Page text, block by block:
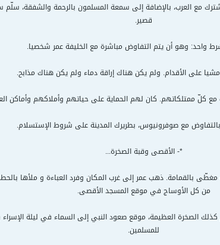
مع العرب، بالإضافة إلى سمعة المسلمون بالرحمة والشفقة،
قصير.
واحد: وهو أن يتم التفاوض مباشرة مع الخليفة عمر شخصيا.
على الأقدام. ولم يكن هناك إراقة دماء ولم يكن هناك مذابح.
مع كلّ ممتلكاتهم. كان لهم الحماية على حياتهم وأملاكهم وأماكن
بالتفاوض مع صوفرونيوس، بطريرك المدينة على شروط الإستسلام.
*- الأقصى وقبة الصخرة...
بالقمامة. ذهب عمر إلى غرب المكان وفرد العباءة و ملأها
من كل الأوساج في موقع المسجد الأقصى.
الشريف، تضمّ أكثر من 35 هكتار وتضمّ كذلك الصخرة العظيمة، موقع صعود النبي إلى السماء في
للمسلمين.